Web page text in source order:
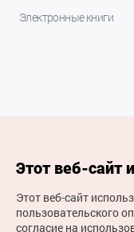
Электронные книги
Этот веб-сайт
Этот веб-сайт
пользовательского
согласие на